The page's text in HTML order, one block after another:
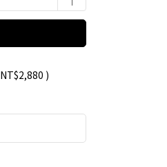
NT$2,880 )